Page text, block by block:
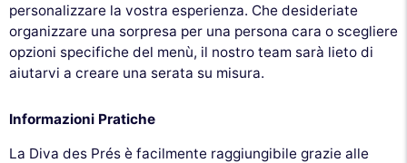
personalizzare la vostra esperienza. Che desideriate
organizzare una sorpresa per una persona cara o scegliere
opzioni specifiche del menù, il nostro team sarà lieto di
aiutarvi a creare una serata su misura.
Informazioni Pratiche
La Diva des Prés è facilmente raggiungibile grazie alle